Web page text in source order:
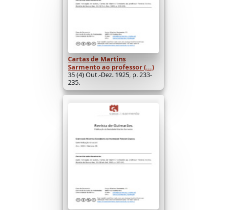
Cartas de Martins
Sarmento ao professor (...)
35 (4) Out.-Dez. 1925, p. 233-
235.